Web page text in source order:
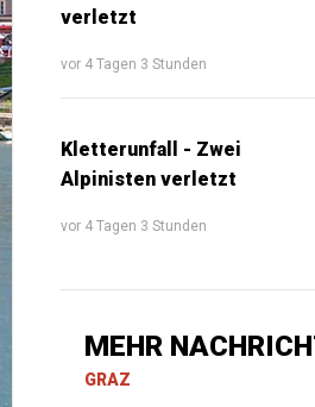
verletzt
vor 4 Tagen 3 Stunden
Kletterunfall - Zwei
Alpinisten verletzt
vor 4 Tagen 3 Stunden
MEHR
GRAZ